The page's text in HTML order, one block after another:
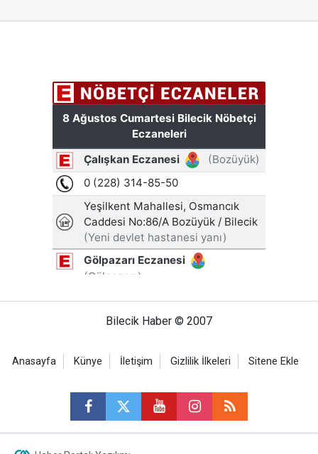
Bilecik Haber © 2007
Anasayfa Künye İletişim Gizlilik İlkeleri Sitene Ekle